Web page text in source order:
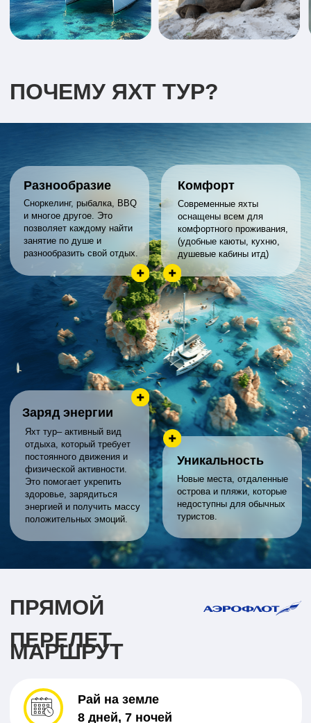
острова и пляжи, которые
недоступны для обычных
туристов.
Заряд энергии
постоянного движения и
положительных эмоций.
ПРЯМОЙ
ПЕРЕЛЕТ
МАРШРУТ
Рай на земле
8 дней, 7 ночей
ПРОГРАММА